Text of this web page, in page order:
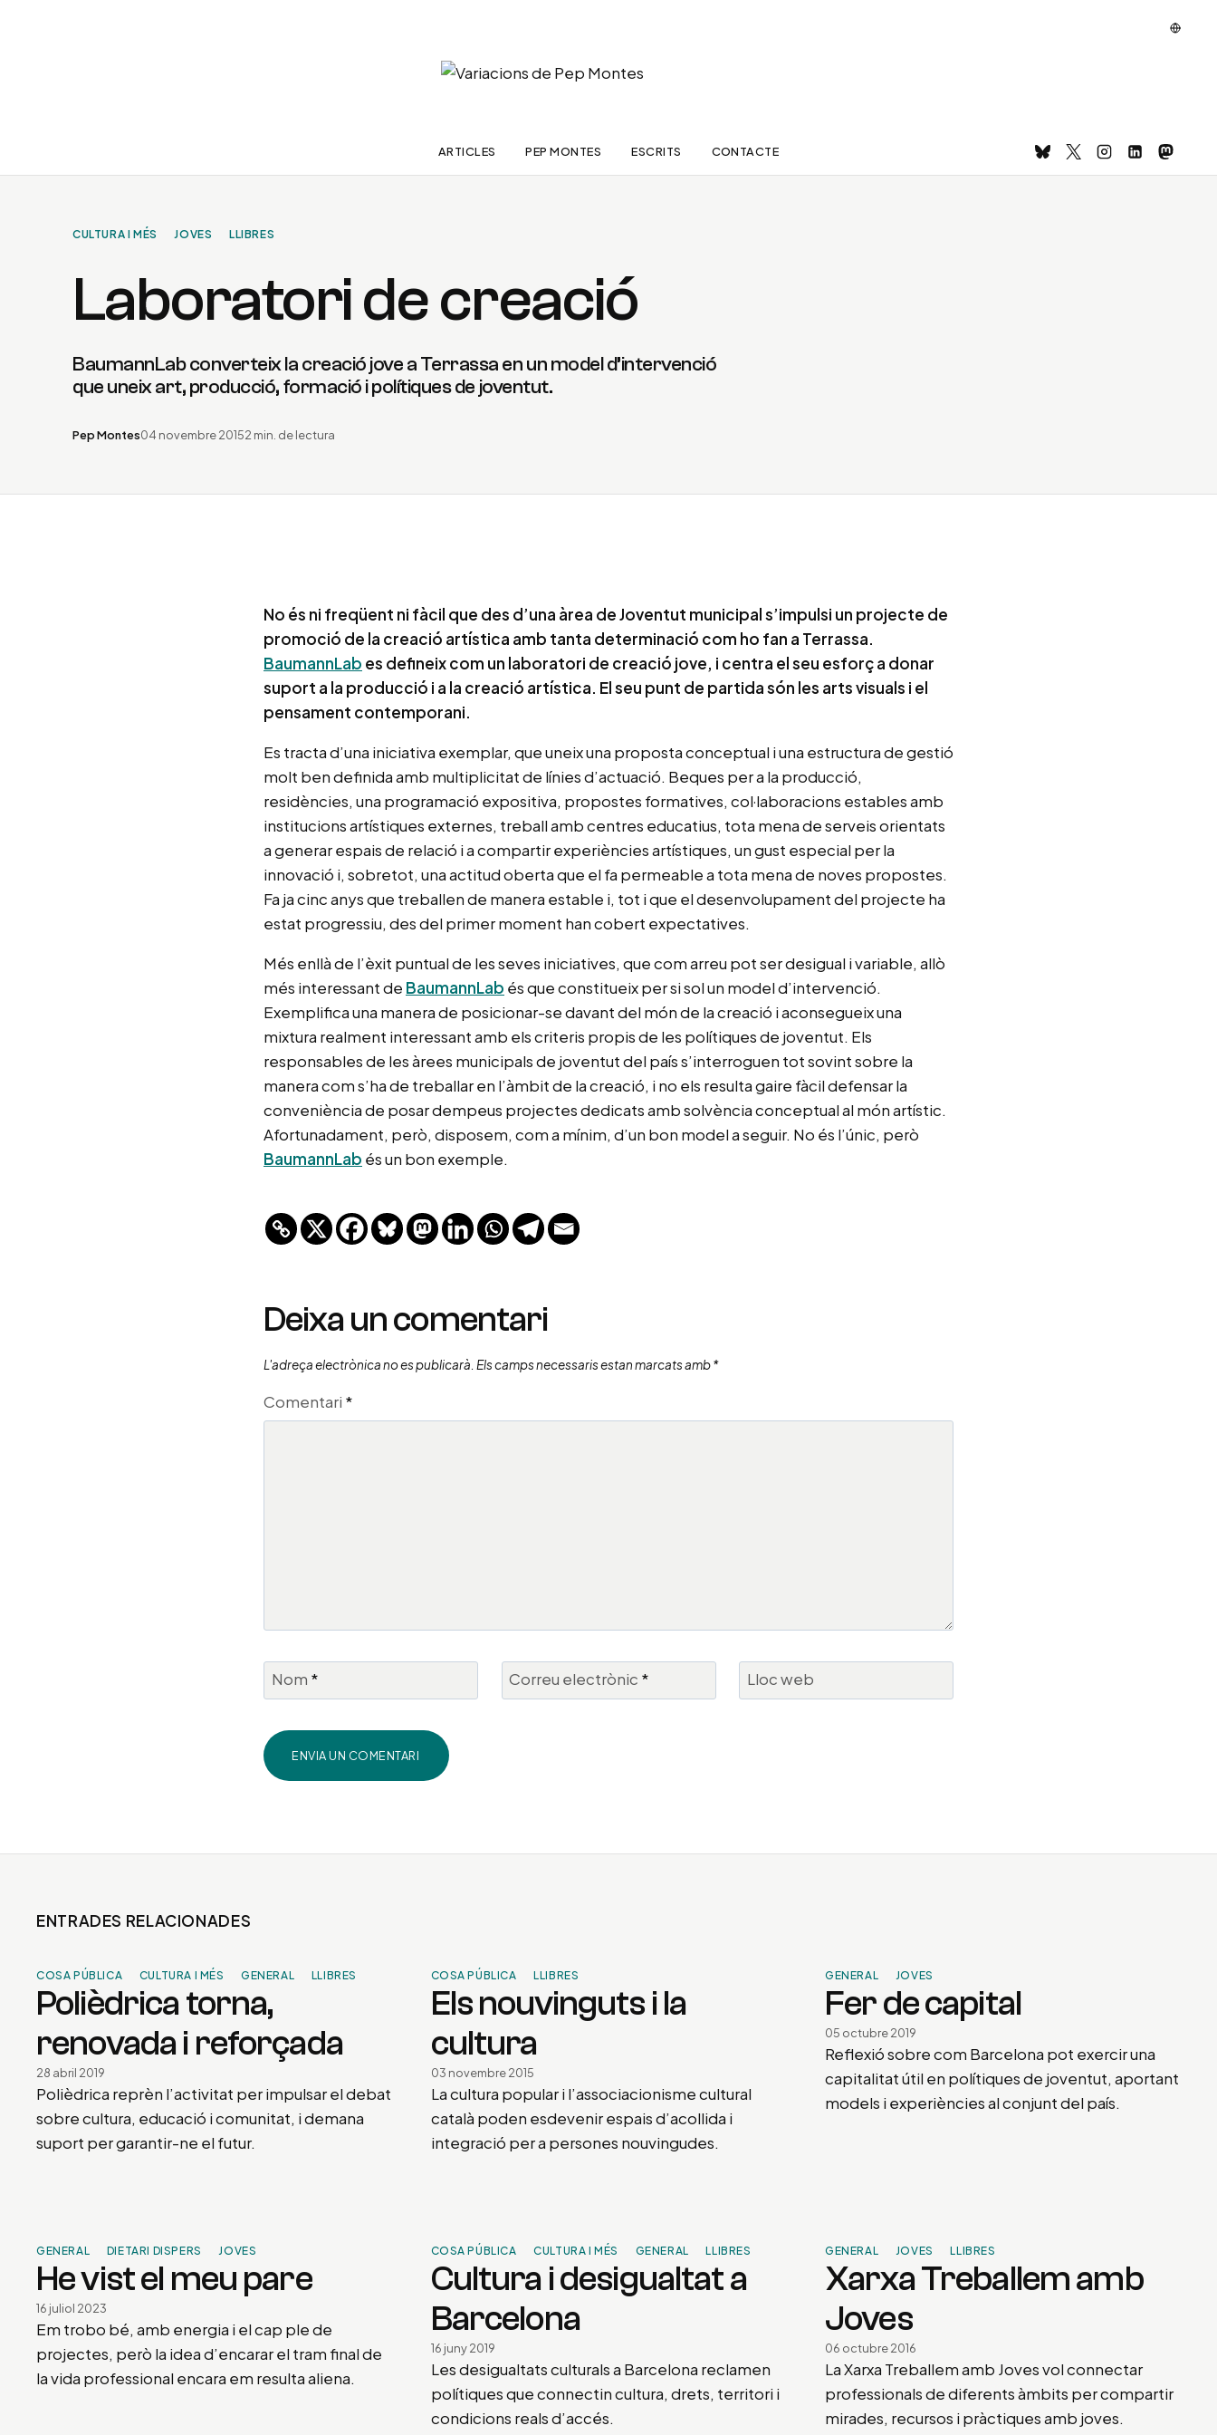
ARTICLES PEP MONTES ESCRITS CONTACTE
CULTURA I MÉS JOVES LLIBRES
Laboratori de creació
BaumannLab converteix la creació jove a Terrassa en un model d’intervenció
que uneix art, producció, formació i polítiques de joventut.
Pep Montes04 novembre 20152 min. de lectura
No és ni freqüent ni fàcil que des d’una àrea de Joventut municipal s’impulsi un projecte de
promoció de la creació artística amb tanta determinació com ho fan a Terrassa.
BaumannLab es defineix com un laboratori de creació jove, i centra el seu esforç a donar
suport a la producció i a la creació artística. El seu punt de partida són les arts visuals i el
pensament contemporani.
Es tracta d’una iniciativa exemplar, que uneix una proposta conceptual i una estructura de gestió
molt ben definida amb multiplicitat de línies d’actuació. Beques per a la producció,
residències, una programació expositiva, propostes formatives, col·laboracions estables amb
institucions artístiques externes, treball amb centres educatius, tota mena de serveis orientats
a generar espais de relació i a compartir experiències artístiques, un gust especial per la
innovació i, sobretot, una actitud oberta que el fa permeable a tota mena de noves propostes.
Fa ja cinc anys que treballen de manera estable i, tot i que el desenvolupament del projecte ha
estat progressiu, des del primer moment han cobert expectatives.
Més enllà de l’èxit puntual de les seves iniciatives, que com arreu pot ser desigual i variable, allò
més interessant de BaumannLab és que constitueix per si sol un model d’intervenció.
Exemplifica una manera de posicionar-se davant del món de la creació i aconsegueix una
mixtura realment interessant amb els criteris propis de les polítiques de joventut. Els
responsables de les àrees municipals de joventut del país s’interroguen tot sovint sobre la
manera com s’ha de treballar en l’àmbit de la creació, i no els resulta gaire fàcil defensar la
conveniència de posar dempeus projectes dedicats amb solvència conceptual al món artístic.
Afortunadament, però, disposem, com a mínim, d’un bon model a seguir. No és l’únic, però
BaumannLab és un bon exemple.
Deixa un comentari
L'adreça electrònica no es publicarà. Els camps necessaris estan marcats amb*
Comentari *
Nom * Correu electrònic * Lloc web
ENTRADES RELACIONADES
COSA PÚBLICA CULTURA I MÉS GENERAL LLIBRES
Polièdrica torna,
renovada i reforçada
28 abril 2019
Polièdrica reprèn l’activitat per impulsar el debat
sobre cultura, educació i comunitat, i demana
suport per garantir-ne el futur.
COSA PÚBLICA LLIBRES
Els nouvinguts i la
cultura
03 novembre 2015
La cultura popular i l’associacionisme cultural
català poden esdevenir espais d’acollida i
integració per a persones nouvingudes.
GENERAL JOVES
Fer de capital
05 octubre 2019
Reflexió sobre com Barcelona pot exercir una
capitalitat útil en polítiques de joventut, aportant
models i experiències al conjunt del país.
GENERAL DIETARI DISPERS JOVES
He vist el meu pare
16 juliol 2023
Em trobo bé, amb energia i el cap ple de
projectes, però la idea d’encarar el tram final de
la vida professional encara em resulta aliena.
COSA PÚBLICA CULTURA I MÉS GENERAL LLIBRES
Cultura i desigualtat a
Barcelona
16 juny 2019
Les desigualtats culturals a Barcelona reclamen
polítiques que connectin cultura, drets, territori i
condicions reals d’accés.
GENERAL JOVES LLIBRES
Xarxa Treballem amb
Joves
06 octubre 2016
La Xarxa Treballem amb Joves vol connectar
professionals de diferents àmbits per compartir
mirades, recursos i pràctiques amb joves.